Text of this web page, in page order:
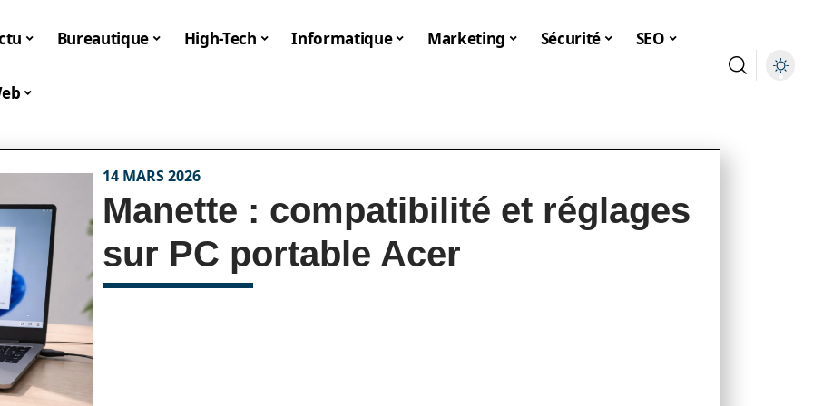
Bureautique High-Tech Informatique Marketing Sécurité SEO
14 MARS 2026
Manette : compatibilité et réglages
sur PC portable Acer